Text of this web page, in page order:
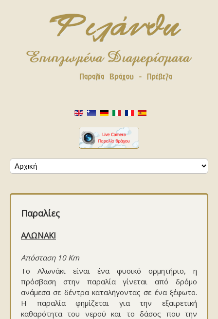
Παραλίες
ΑΛΩΝΑΚΙ
Απόσταση 10 Km
Το Αλωνάκι είναι ένα φυσικό ορμητήριο, η
πρόσβαση στην παραλία γίνεται από δρόμο
ανάμεσα σε δέντρα καταλήγοντας σε ένα ξέφωτο.
Η παραλία φημίζεται για την εξαιρετική
καθαρότητα του νερού και το δάσος που την